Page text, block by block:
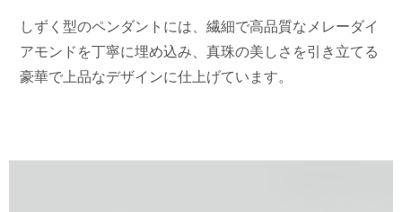
しずく型のペンダントには、繊細で高品質なメレーダイ
アモンドを丁寧に埋め込み、真珠の美しさを引き立てる
豪華で上品なデザインに仕上げています。